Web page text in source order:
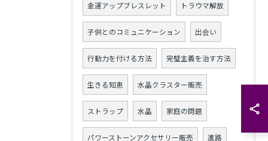
金運アップブレスレット トラウマ解放
子供とのコミュニケーション 出会い
行動力を付ける方法 完璧主義を治す方法
生きる知恵 水晶クラスター販売
ストラップ 水晶 家庭の問題
パワーストーンアクセサリー販売 進路